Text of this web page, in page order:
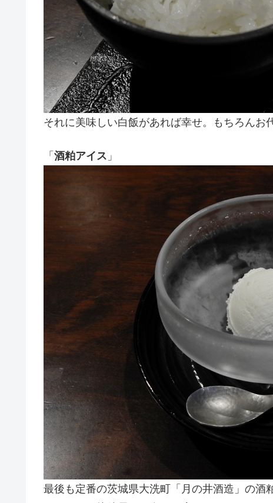
それに美味しい白飯があれば幸せ。もちろんお
「 酒粕アイス 」
最後も定番の茨城県大洗町「月の井酒造」の